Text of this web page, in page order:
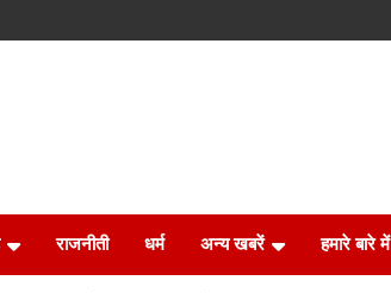
राजनीती धर्म अन्य खबरें हमारे बारे में